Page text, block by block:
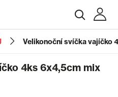
Velikonoční svíčka vajíčko
4ks 6x4,5cm mix